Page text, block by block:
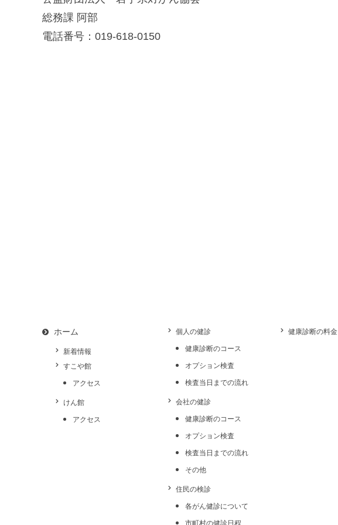
総務課 阿部
電話番号：019-618-0150
ホーム
新着情報
すこや館
アクセス
けん館
アクセス
個人の健診
健康診断のコース
オプション検査
検査当日までの流れ
会社の健診
健康診断のコース
オプション検査
検査当日までの流れ
その他
住民の検診
各がん健診について
市町村の健診日程
健康診断の料金